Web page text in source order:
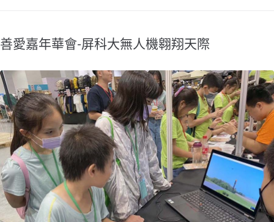
​善愛嘉年華會-屏科大無人機翱翔天際